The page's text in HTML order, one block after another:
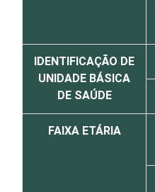
IDENTIFICAÇÃO DE
UNIDADE BÁSICA
DE SAÚDE
FAIXA ETÁRIA